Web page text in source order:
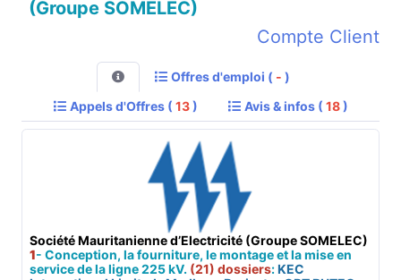
(Groupe SOMELEC)
Compte Client
Offres d'emploi ( - )
Appels d'Offres ( 13) Avis & infos ( 18)
Société Mauritanienne d’Electricité (Groupe SOMELEC)
1- Conception, la fourniture, le montage et la mise en
service de la ligne 225 kV. (21) dossiers:KEC